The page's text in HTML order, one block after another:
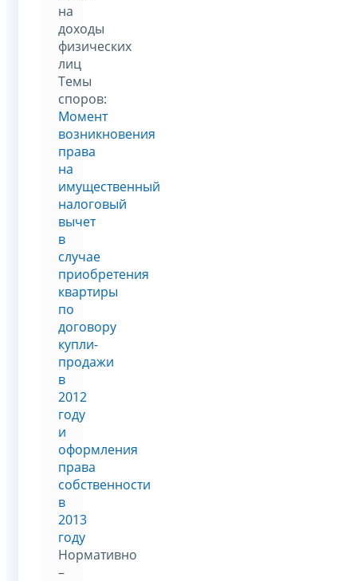
на
доходы
физических
лиц
Темы
споров:
Момент
возникновения
права
на
имущественный
налоговый
вычет
в
случае
приобретения
квартиры
по
договору
купли-
продажи
в
2012
году
и
оформления
права
собственности
в
2013
году
Нормативно
–